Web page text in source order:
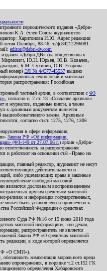
периодического издания «Дебри-
К.А. (член Союза журналистов
Харитонова И.Ю. Адрес редакции:
летия Октября, 88-46, т./ф.84212296081.
editor@debri-dv.com
издания «Дебри-ДВ» (на общественных
Мирмович, Ю.Н. Юрьев, Ю.В. Ковалев,
Б.М. Сухинин, О.В. Егорова
номер) ЭЛ № ФС77-45537 выдано
технологий и массовых
распространения: Российская
частный архив, в соответствии с ФЗ
, согласно п. 2 ст. 13 «Создание архивов».
и журналов, изданные книги, а также
к архивным документам является
вышеобозначенного закона. Архивные
согласно ст.ст. 1275, 1276, 1306
в сфере информации,
Закона РФ «Об информации,
(ФЗ-149 от 27.07.06 г.) архив «Дебри-
за распространение
и работают на основании ст.8 «Право на
главный редактор, журналист не несут
действительности и
либо ущемляющих права и законные
свободой массовой
являются дословным воспроизведением
другим средством массовой
релизах и информация государственных,
может быть установлено и привлечено к
Российской Федерации о средствах
Суда РФ №16 от 15 июня 2010 года
массовой информации», «по делам,
распространитель не является
Закона РФ «О средствах массовой
редакции, в ходе которой определяется
РФ «О СМИ»).
компенсации морального вреда
опровержения, в порядке ч.2 ст.152 ГК
определения Хабаровского